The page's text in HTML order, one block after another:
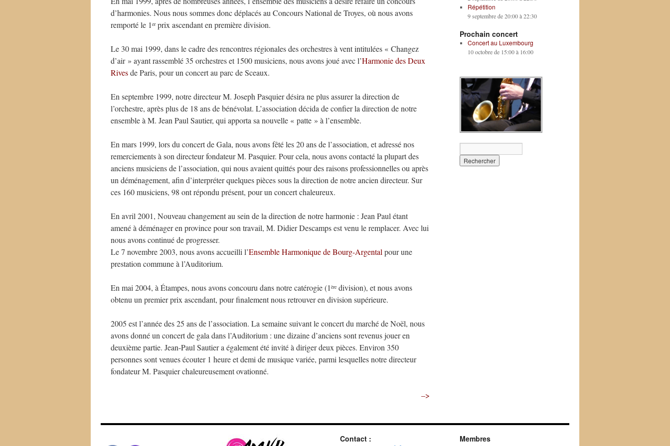
d’harmonies. Nous nous sommes donc déplacés au Concours National de Troyes, où nous avons
remporté le 1 erprix ascendant en première division.
Le 30 mai 1999, dans le cadre des rencontres régionales des orchestres à vent intitulées « Changez
d’air » ayant rassemblé 35 orchestres et 1500 musiciens, nous avons joué avec l’Harmonie des Deux
Rivesde Paris, pour un concert au parc de Sceaux.
En septembre 1999, notre directeur M. Joseph Pasquier désira ne plus assurer la direction de
l’orchestre, après plus de 18 ans de bénévolat. L’association décida de confier la direction de notre
ensemble à M. Jean Paul Sautier, qui apporta sa nouvelle « patte » à l’ensemble.
En mars 1999, lors du concert de Gala, nous avons fêté les 20 ans de l’association, et adressé nos
remerciements à son directeur fondateur M. Pasquier. Pour cela, nous avons contacté la plupart des
anciens musiciens de l’association, qui nous avaient quittés pour des raisons professionnelles ou après
un déménagement, afin d’interpréter quelques pièces sous la direction de notre ancien directeur. Sur
ces 160 musiciens, 98 ont répondu présent, pour un concert chaleureux.
En avril 2001, Nouveau changement au sein de la direction de notre harmonie : Jean Paul étant
amené à déménager en province pour son travail, M. Didier Descamps est venu le remplacer. Avec lui
nous avons continué de progresser.
Le 7 novembre 2003, nous avons accueilli l’Ensemble Harmonique de Bourg-Argental pour une
prestation commune à l’Auditorium.
En mai 2004, à Étampes, nous avons concouru dans notre catérogie (1 ère division), et nous avons
obtenu un premier prix ascendant, pour finalement nous retrouver en division supérieure.
2005 est l’année des 25 ans de l’association. La semaine suivant le concert du marché de Noël, nous
avons donné un concert de gala dans l’Auditorium : une dizaine d’anciens sont revenus jouer en
deuxième partie. Jean-Paul Sautier a également été invité à diriger deux pièces. Environ 350
personnes sont venues écouter 1 heure et demi de musique variée, parmi lesquelles notre directeur
fondateur M. Pasquier chaleureusement ovationné.
–>
Répétition
9 septembre de 20:00à22:30
Prochain concert
Concert au Luxembourg
10 octobre de 15:00à 16:00
Contact : Membres